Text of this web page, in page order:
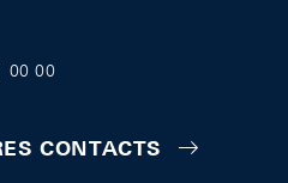
00 00
CONTACTS